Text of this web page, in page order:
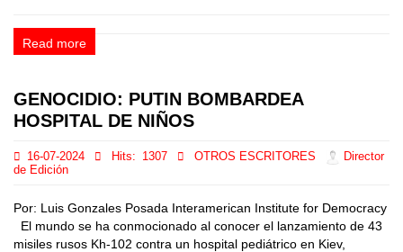
Read more
GENOCIDIO: PUTIN BOMBARDEA
HOSPITAL DE NIÑOS
16-07-2024 Hits: 1307 OTROS ESCRITORES
Director
de Edición
Por: Luis Gonzales Posada Interamerican Institute for Democracy
El mundo se ha conmocionado al conocer el lanzamiento de 43
misiles rusos Kh-102 contra un hospital pediátrico en Kiev,